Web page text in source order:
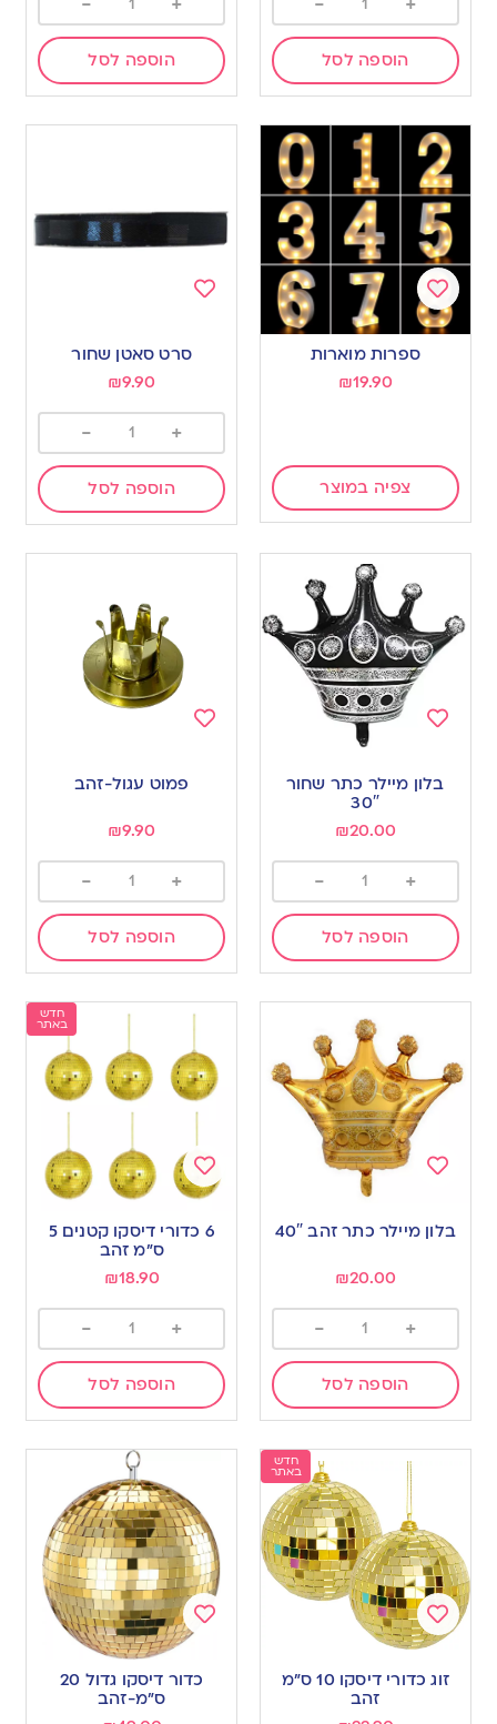
הוספה לסל הוספה לסל
Add
ספרות מוארות
₪19.90
צפיה במוצר
סרט סאטן שחור
₪9.90
+
-
הוספה לסל
wishlist
בלון מיילר כתר שחור
30″
₪20.00
+
-
הוספה לסל
wishlist
פמוט עגול-זהב
₪9.90
+
-
הוספה לסל
to
wishlist
בלון מיילר כתר זהב 40″
₪20.00
+
-
הוספה לסל
חדש
באתר
Add
to
wishlist
6 כדורי דיסקו קטנים 5
ס”מ זהב
₪18.90
+
-
הוספה לסל
חדש
באתר
Add
to
זוג כדורי דיסקו 10 ס”מ
זהב
wishlist
כדור דיסקו גדול 20
ס”מ-זהב